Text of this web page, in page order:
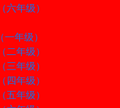
年级）
年级）
年级）
年级）
年级）
年级）